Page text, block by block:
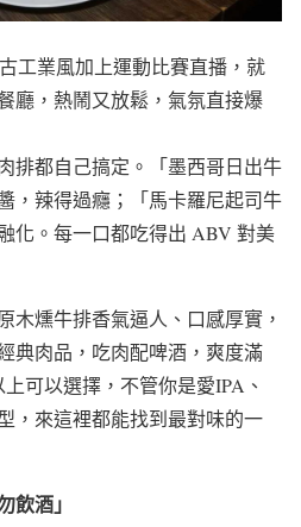
工業風加上運動比賽直播，就
廳，熱鬧又放鬆，氣氛直接爆
排都自己搞定。「墨西哥日出牛
，辣得過癮；「馬卡羅尼起司牛
化。每一口都吃得出 ABV 對美
木燻牛排香氣逼人、口感厚實，
典肉品，吃肉配啤酒，爽度滿
可以選擇，不管你是愛IPA、
，來這裡都能找到最對味的一
飲酒」